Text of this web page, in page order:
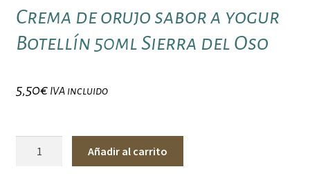
Crema de orujo sabor a yogur
Botellín 50ml Sierra del Oso
5,50€ IVA incluido
Añadir al carrito